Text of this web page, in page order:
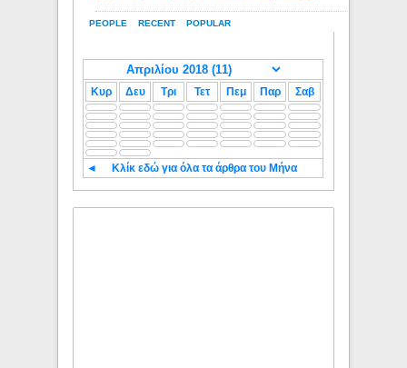
PEOPLE RECENT POPULAR
Κυρ Δευ Τρι Τετ Πεμ Παρ Σαβ
◄ Κλίκ εδώ για όλα τα άρθρα του Μήνα